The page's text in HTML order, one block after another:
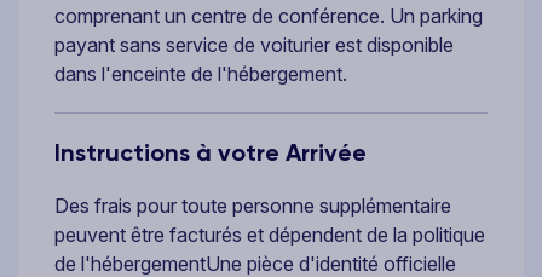
comprenant un centre de conférence. Un parking
payant sans service de voiturier est disponible
dans l'enceinte de l'hébergement.
Instructions à votre Arrivée
Des frais pour toute personne supplémentaire
peuvent être facturés et dépendent de la politique
de l'hébergementUne pièce d'identité officielle